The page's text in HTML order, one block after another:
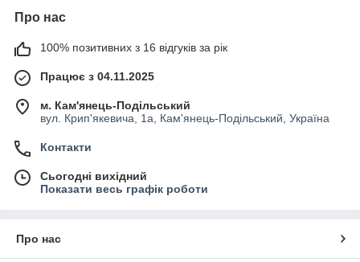
Про нас
100% позитивних з 16 відгуків за рік
Працює з 04.11.2025
м. Кам'янець-Подільський
вул. Крип'якевича, 1а, Кам'янець-Подільський, Україна
Контакти
Сьогодні вихідний
Показати весь графік роботи
Про нас